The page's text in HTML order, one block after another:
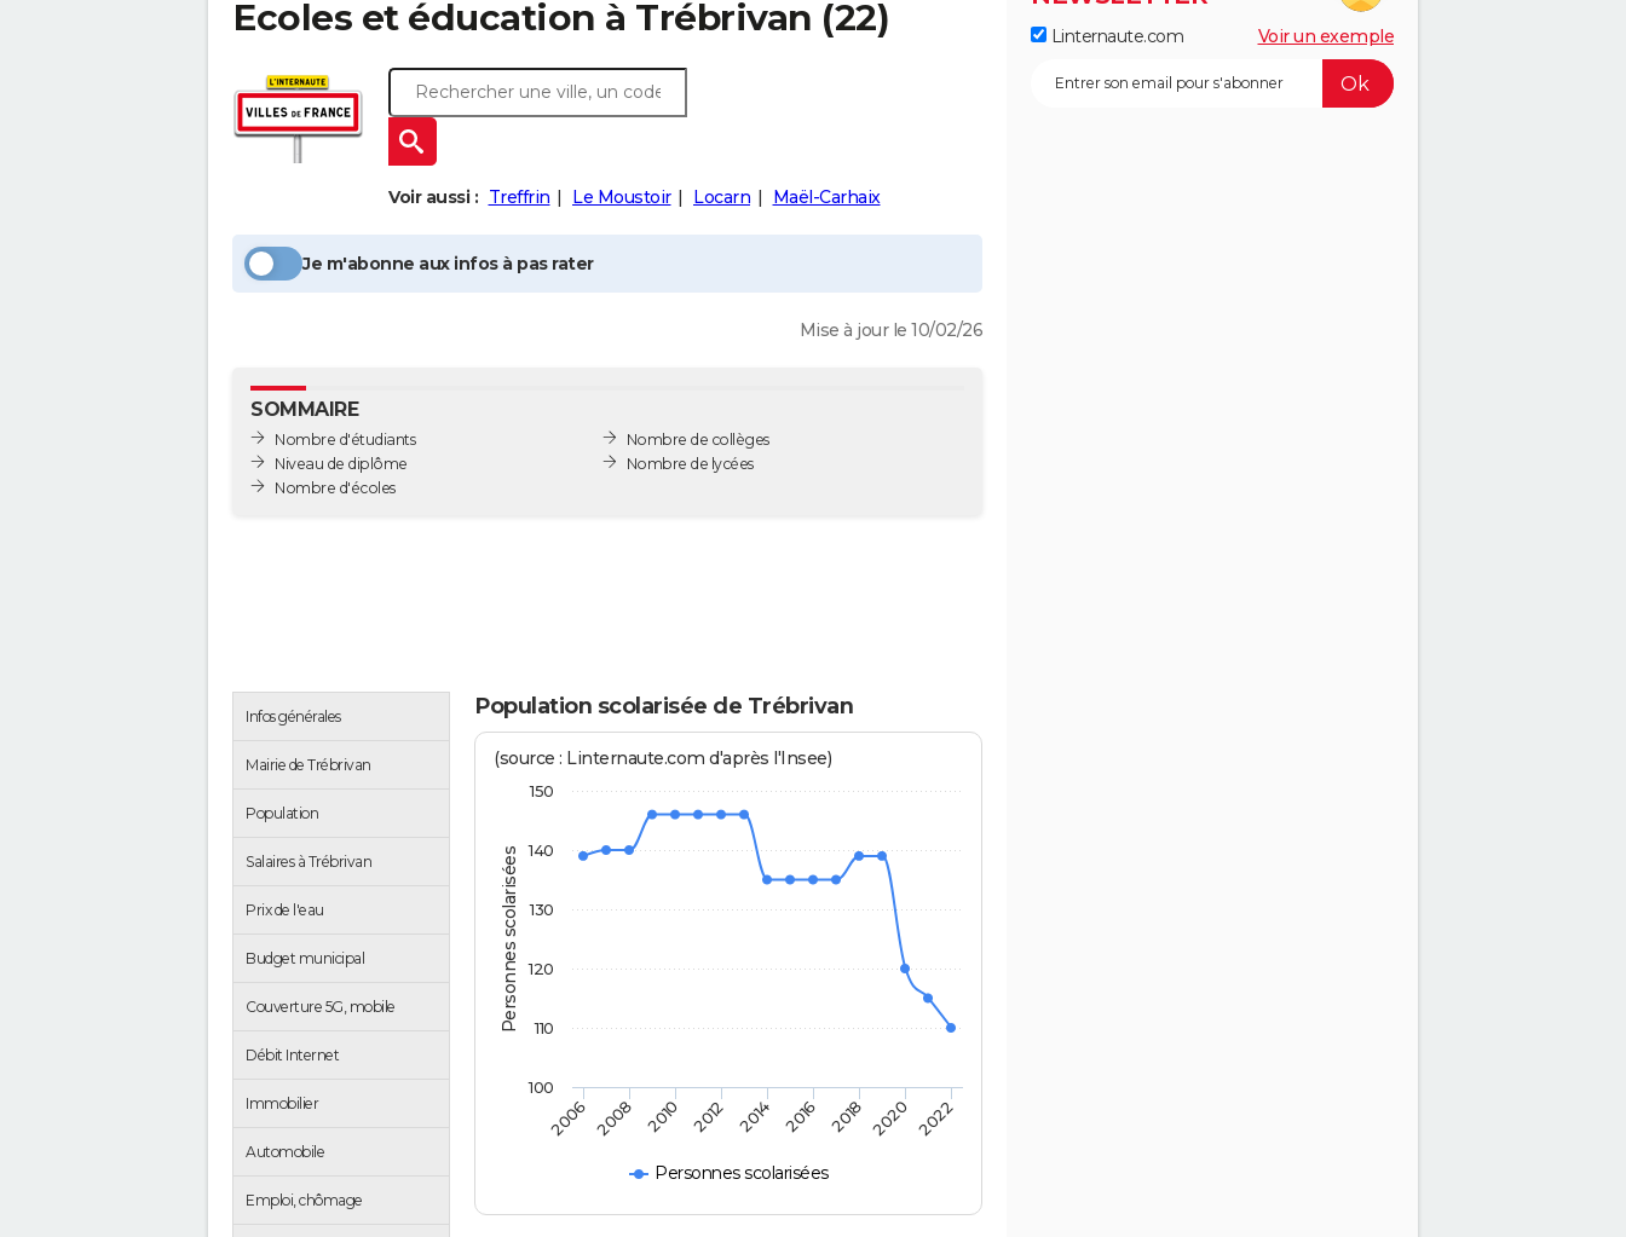
Ecoles et éducation à Trébrivan (22)
Voir aussi : Treffrin Le Moustoir Locarn Maël-Carhaix
Je m'abonne aux infos à pas rater
Mise à jour le 10/02/26
SOMMAIRE
Nombre d'étudiants
Niveau de diplôme
Nombre d'écoles
Nombre de collèges
Nombre de lycées
Infos générales
Mairie de Trébrivan
Population
Salaires à Trébrivan
Prix de l'eau
Budget municipal
Couverture 5G, mobile
Débit Internet
Immobilier
Automobile
Emploi, chômage
Population scolarisée de Trébrivan
Personnes scolarisées
(source : Linternaute.com d'après l'Insee)
Personnes scolarisées
2006 2008 2010 2012 2014 2016 2018 2020 2022
100
110
120
130
140
150
Linternaute.com Voir un exemple